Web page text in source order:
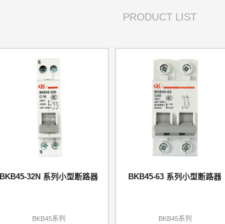
PRODUCT LIST
BKB45-32N 系列小型断路器
BKB45系列
BKB45-63 系列小型断路器
BKB45系列